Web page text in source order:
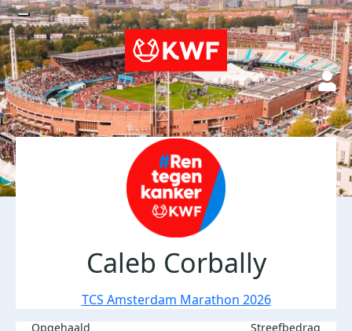
Caleb Corbally
TCS Amsterdam Marathon 2026
Opgehaald Streefbedrag